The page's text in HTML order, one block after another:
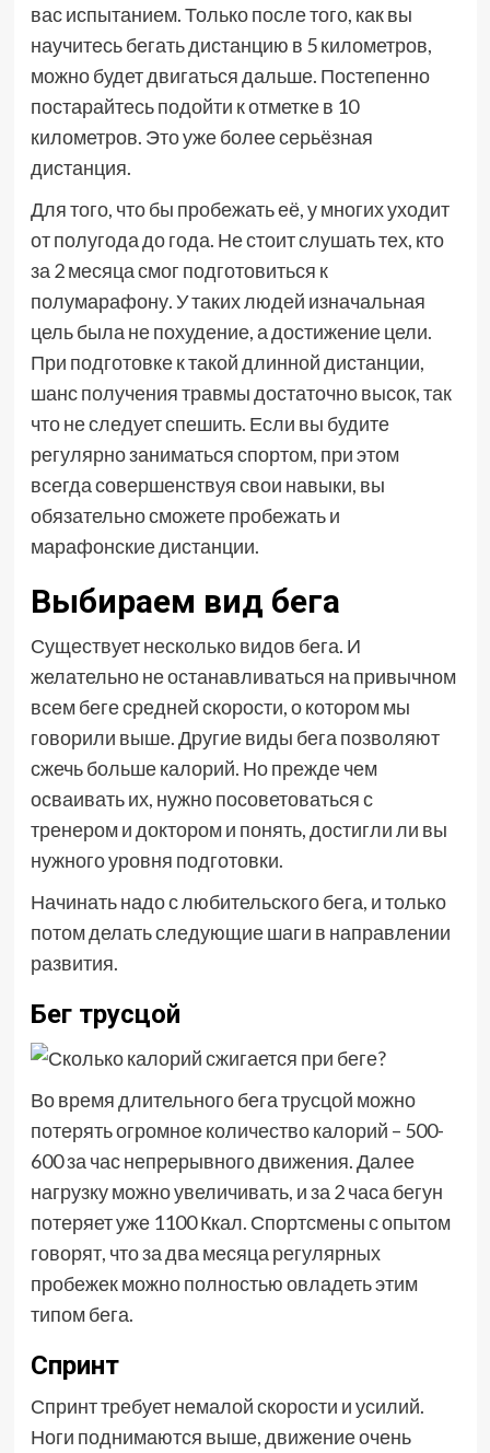
вас испытанием. Только после того, как вы
научитесь бегать дистанцию в 5 километров,
можно будет двигаться дальше. Постепенно
постарайтесь подойти к отметке в 10
километров. Это уже более серьёзная
дистанция.
Для того, что бы пробежать её, у многих уходит
от полугода до года. Не стоит слушать тех, кто
за 2 месяца смог подготовиться к
полумарафону. У таких людей изначальная
цель была не похудение, а достижение цели.
При подготовке к такой длинной дистанции,
шанс получения травмы достаточно высок, так
что не следует спешить. Если вы будите
регулярно заниматься спортом, при этом
всегда совершенствуя свои навыки, вы
обязательно сможете пробежать и
марафонские дистанции.
Выбираем вид бега
Существует несколько видов бега. И
желательно не останавливаться на привычном
всем беге средней скорости, о котором мы
говорили выше. Другие виды бега позволяют
сжечь больше калорий. Но прежде чем
осваивать их, нужно посоветоваться с
тренером и доктором и понять, достигли ли вы
нужного уровня подготовки.
Начинать надо с любительского бега, и только
потом делать следующие шаги в направлении
развития.
Бег трусцой
Во время длительного бега трусцой можно
потерять огромное количество калорий – 500-
600 за час непрерывного движения. Далее
нагрузку можно увеличивать, и за 2 часа бегун
потеряет уже 1100 Ккал. Спортсмены с опытом
говорят, что за два месяца регулярных
пробежек можно полностью овладеть этим
типом бега.
Спринт
Спринт требует немалой скорости и усилий.
Ноги поднимаются выше, движение очень